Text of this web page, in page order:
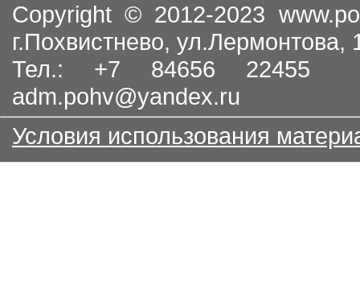
Copyright © 2012-2023
г.Похвистнево, ул.Лермонтова,
Тел.: +7 84656
adm.pohv@yandex.ru
Условия использования